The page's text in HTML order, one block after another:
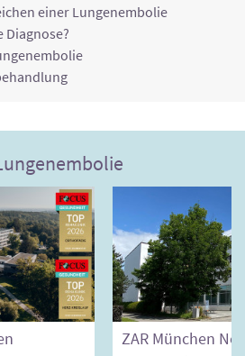
einer Lungenembolie
Diagnose?
ZAR München